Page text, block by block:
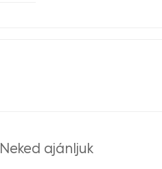
Neked ajánljuk